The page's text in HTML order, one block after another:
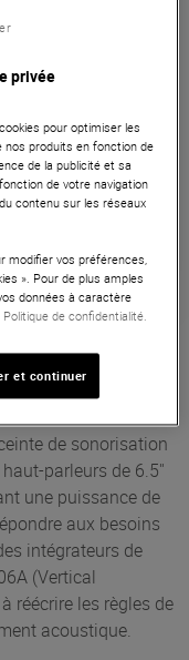
:
:
: 0%
de sonorisation
parleurs de 6.5''
une puissance de
aux besoins
intégrateurs de
(Vertical
réécrire les règles de
acoustique.
privée
pour optimiser les
nos produits en fonction de
de la publicité et sa
de votre navigation
contenu sur les réseaux
modifier vos préférences,
». Pour de plus amples
données à caractère
Politique de confidentialité.
et continuer